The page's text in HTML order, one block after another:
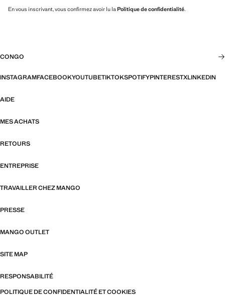
En vous inscrivant, vous confirmez avoir lu la Politique de confidentialité.
CONGO
INSTAGRAMFACEBOOKYOUTUBETIKTOKSPOTIFYPINTERESTXLINKEDIN
AIDE
MES ACHATS
RETOURS
ENTREPRISE
TRAVAILLER CHEZ MANGO
PRESSE
MANGO OUTLET
SITE MAP
RESPONSABILITÉ
POLITIQUE DE CONFIDENTIALITÉ ET COOKIES